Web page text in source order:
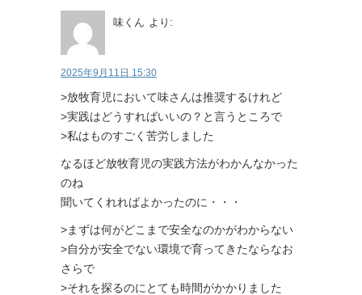
味くん より:
2025年9月11日 15:30
>放牧育児において味さんは推奨するけれど
>実践はどうすればいいの？と言うところで
>私はものすごく苦労しました
なるほど放牧育児の実践方法がわかんなかった
のね
聞いてくれればよかったのに・・・
>まずは何がどこまで安全なのかがわからない
>自分が安全でない環境で育ってきたならなお
さらで
>それを探るのにとても時間がかかりました